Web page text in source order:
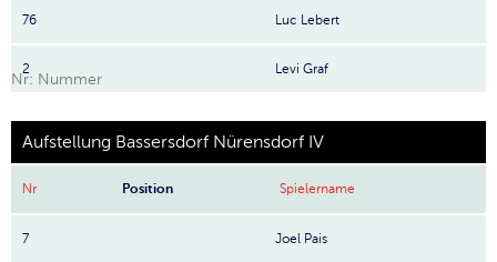
76 Luc Lebert
2 Levi Graf
Nr: Nummer
Aufstellung Bassersdorf Nürensdorf IV
Nr Position Spielername
7 Joel Pais